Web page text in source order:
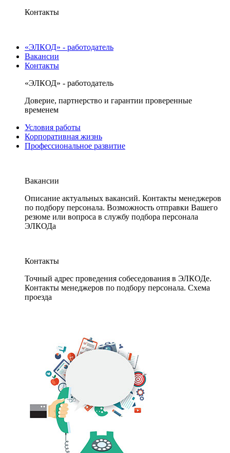
Контакты
«ЭЛКОД» - работодатель
Вакансии
Контакты
«ЭЛКОД» - работодатель
Доверие, партнерство и гарантии проверенные
временем
Условия работы
Корпоративная жизнь
Профессиональное развитие
Вакансии
Описание актуальных вакансий. Контакты менеджеров
по подбору персонала. Возможность отправки Вашего
резюме или вопроса в службу подбора персонала
ЭЛКОДа
Контакты
Точный адрес проведения собеседования в ЭЛКОДе.
Контакты менеджеров по подбору персонала. Схема
проезда